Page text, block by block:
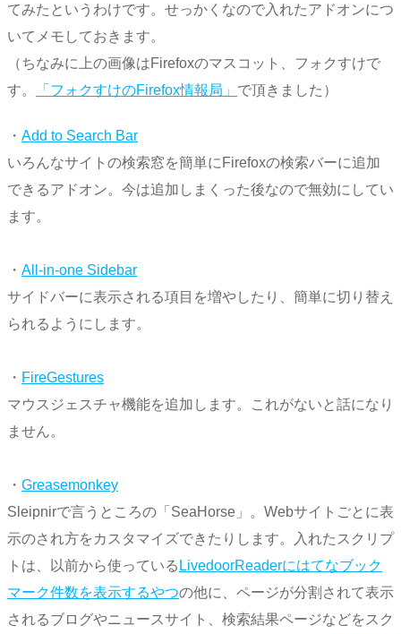
てみたというわけです。せっかくなので入れたアドオンにつ
いてメモしておきます。
（ちなみに上の画像はFirefoxのマスコット、フォクすけで
す。
「フォクすけのFirefox情報局」 で頂きました）
・ Add to Search Bar
いろんなサイトの検索窓を簡単にFirefoxの検索バーに追加
できるアドオン。今は追加しまくった後なので無効にしてい
ます。
・ All-in-one Sidebar
サイドバーに表示される項目を増やしたり、簡単に切り替え
られるようにします。
・ FireGestures
マウスジェスチャ機能を追加します。これがないと話になり
ません。
・ Greasemonkey
Sleipnirで言うところの「SeaHorse」。Webサイトごとに表
示のされ方をカスタマイズできたりします。入れたスクリプ
トは、以前から使っている LivedoorReaderにはてなブック
マーク件数を表示するやつの他に、ページが分割されて表示
されるブログやニュースサイト、検索結果ページなどをスク